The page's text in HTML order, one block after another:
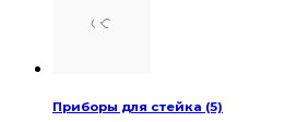
Приборы для стейка (5)